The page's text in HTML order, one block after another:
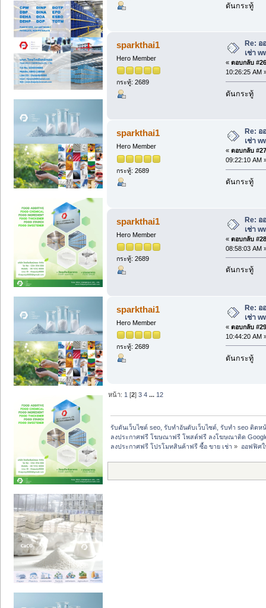
ดันกระทู้
sparkthai1
Hero Member
กระทู้: 2689
Re: อ
เช่า
« ตอบกลับ
10:26:25 AM
ดันกระทู้
sparkthai1
Hero Member
กระทู้: 2689
Re: อ
เช่า
« ตอบกลับ
09:22:10 AM
ดันกระทู้
sparkthai1
Hero Member
กระทู้: 2689
Re: อ
เช่า
« ตอบกลับ
08:58:03 AM
ดันกระทู้
sparkthai1
Hero Member
กระทู้: 2689
Re: อ
เช่า
« ตอบกลับ
10:44:20 AM
ดันกระทู้
หน้า: 1 [2]3 4 ... 12
รับดันเว็บไซต์ seo, รับทำอันดับเว็บไซต์, รับทำ seo ติดห
ลงประกาศฟรี โฆษณาฟรี โพสต์ฟรี ลงโฆษณาติด
ลงประกาศฟรี โปรโมทสินค้าฟรี ซื้อ ขาย เช่า » ออฟฟิศใ